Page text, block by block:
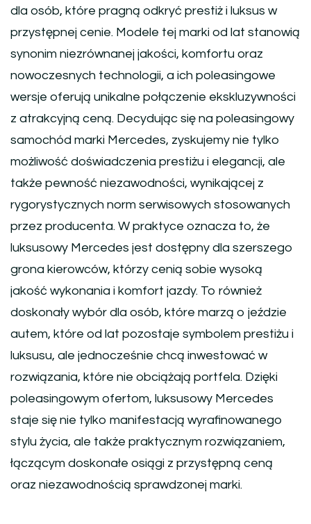
dla osób, które pragną odkryć prestiż i luksus w
przystępnej cenie. Modele tej marki od lat stanowią
synonim niezrównanej jakości, komfortu oraz
nowoczesnych technologii, a ich poleasingowe
wersje oferują unikalne połączenie ekskluzywności
z atrakcyjną ceną. Decydując się na poleasingowy
samochód marki Mercedes, zyskujemy nie tylko
możliwość doświadczenia prestiżu i elegancji, ale
także pewność niezawodności, wynikającej z
rygorystycznych norm serwisowych stosowanych
przez producenta. W praktyce oznacza to, że
luksusowy Mercedes jest dostępny dla szerszego
grona kierowców, którzy cenią sobie wysoką
jakość wykonania i komfort jazdy. To również
doskonały wybór dla osób, które marzą o jeździe
autem, które od lat pozostaje symbolem prestiżu i
luksusu, ale jednocześnie chcą inwestować w
rozwiązania, które nie obciążają portfela. Dzięki
poleasingowym ofertom, luksusowy Mercedes
staje się nie tylko manifestacją wyrafinowanego
stylu życia, ale także praktycznym rozwiązaniem,
łączącym doskonałe osiągi z przystępną ceną
oraz niezawodnością sprawdzonej marki.